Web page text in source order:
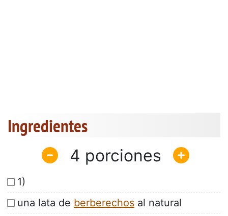
Ingredientes
4
1)
una lata de berberechos al natural